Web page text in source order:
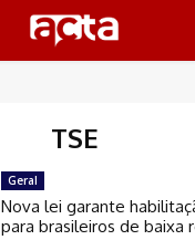
TSE
Geral
Nova lei garante
para brasileiros de baixa